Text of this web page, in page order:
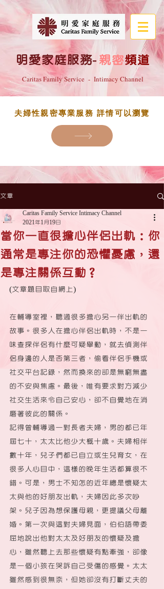
明愛家庭服務- 親密頻道
Caritas Family Service - Intimacy Channel
夫婦性親密專業服務 詳情可以瀏覽
文章
當你一直很擔心伴侶出軌：你
通常是專注你的恐懼憂慮，還
是專注關係互動？
Caritas Family Service Intimacy Channel
2021年1月19日
(文章題目取自網上)
在輔導室裡，聽過很多擔心另一伴出軌的
故事。很多人在擔心伴侶出軌時，不是一
味查探伴侶有什麼可疑舉動，就去偵測伴
侶身邊的人是否第三者，偷看伴侶手機或
社交平台記錄，然而換來的卻是無窮無盡
的不安與焦慮。最後，唯有要求對方減少
社交生活來令自己安心，卻不自覺地在消
磨著彼此的關係。
記得曾輔導過一對長者夫婦，男的都已年
屆七十，太太比他少大概十歲。夫婦相伴
數十年，兒子們都已自立或生兒育女，在
很多人心目中，這樣的晚年生活都算很不
錯。可是，男士不知怎的近年總是懷疑太
太與他的好朋友出軌，夫婦因此多次吵
架。兒子因為想保護母親，更提議父母離
婚。第一次與這對夫婦見面，伯伯語帶委
屈地說出他對太太及好朋友的懷疑及擔
心，雖然聽上去那些懷疑有點牽強，卻像
是一個小孩在哭訴自己受傷的感覺。太太
雖然感到很無奈，但她卻沒有打斷丈夫的